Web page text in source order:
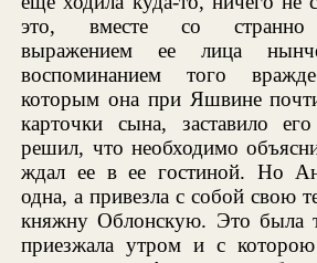
это, вместе со странно
выражением ее лица
воспоминанием того
которым она при Яшвине
карточки сына, заставило
решил, что необходимо
ждал ее в ее гостиной. Но
одна, а привезла с собой свою
княжну Облонскую. Это была
приезжала утром и с